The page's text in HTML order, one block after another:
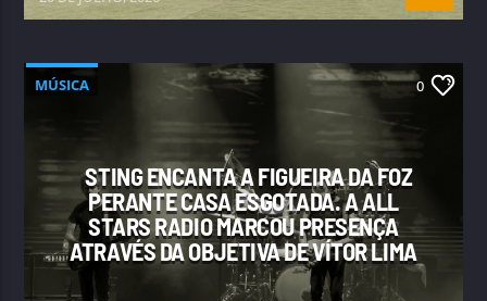
MÚSICA 0
STING ENCANTA A FIGUEIRA DA FOZ
PERANTE CASA ESGOTADA. A ALL
STARS RADIO MARCOU PRESENÇA
ATRAVÉS DA OBJETIVA DE VÍTOR LIMA